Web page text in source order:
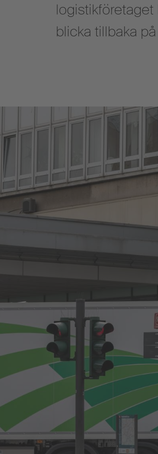
logistikföretaget
blicka tillbaka